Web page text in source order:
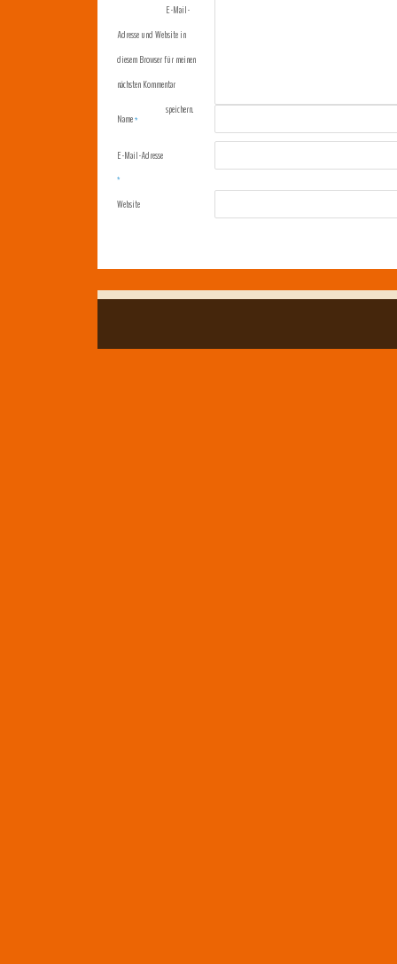
Name*
E-Mail-Adresse
*
Website
E-Mail-
Adresse und Website in
diesem Browser für meinen
nächsten Kommentar
speichern.